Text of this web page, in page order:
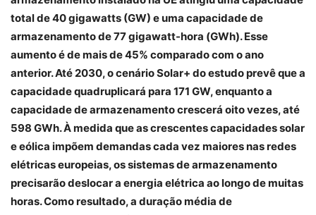
total de 40 gigawatts (GW) e uma capacidade de
armazenamento de 77 gigawatt-hora (GWh). Esse
aumento é de mais de 45% comparado com o ano
anterior. Até 2030, o cenário Solar+ do estudo prevê que a
capacidade quadruplicará para 171 GW, enquanto a
capacidade de armazenamento crescerá oito vezes, até
598 GWh. À medida que as crescentes capacidades solar
e eólica impõem demandas cada vez maiores nas redes
elétricas europeias, os sistemas de armazenamento
precisarão deslocar a energia elétrica ao longo de muitas
horas. Como resultado, a duração média de